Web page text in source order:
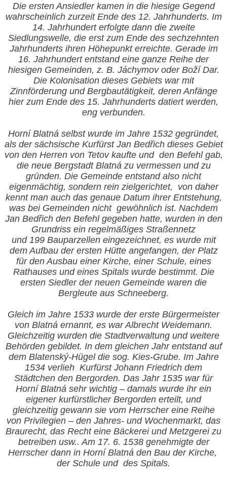
Die ersten Ansiedler kamen in die hiesige Gegend
wahrscheinlich zurzeit Ende des 12. Jahrhunderts. Im
14. Jahrhundert erfolgte dann die zweite
Siedlungswelle, die erst zum Ende des sechzehnten
Jahrhunderts ihren Höhepunkt erreichte. Gerade im
16. Jahrhundert entstand eine ganze Reihe der
hiesigen Gemeinden, z. B. Jáchymov oder Boží Dar.
Die Kolonisation dieses Gebiets war mit
Zinnförderung und Bergbautätigkeit, deren Anfänge
hier zum Ende des 15. Jahrhunderts datiert werden,
eng verbunden.
Horní Blatná selbst wurde im Jahre 1532 gegründet,
als der sächsische Kurfürst Jan Bedřich dieses Gebiet
von den Herren von Tetov kaufte und den Befehl gab,
die neue Bergstadt Blatná zu vermessen und zu
gründen. Die Gemeinde entstand also nicht
eigenmächtig, sondern rein zielgerichtet,
von daher
kennt man auch das genaue Datum ihrer Entstehung,
was bei Gemeinden nicht gewöhnlich ist. Nachdem
Jan Bedřich den Befehl gegeben hatte, wurden in den
Grundriss ein regelmäßiges Straßennetz
und 199 Bauparzellen eingezeichnet, es wurde mit
dem Aufbau der ersten Hütte angefangen, der Platz
für den Ausbau einer Kirche, einer Schule, eines
Rathauses und eines Spitals wurde bestimmt. Die
ersten Siedler der neuen Gemeinde waren die
Bergleute aus Schneeberg.
Gleich im Jahre 1533 wurde der erste Bürgermeister
von Blatná ernannt, es war Albrecht Weidemann.
Gleichzeitig wurden die Stadtverwaltung und weitere
Behörden gebildet. In dem gleichen Jahr entstand auf
dem Blatenský-Hügel die sog. Kies-Grube. Im Jahre
1534 verlieh Kurfürst Johann Friedrich dem
Städtchen den Bergorden. Das Jahr 1535 war für
Horní Blatná sehr wichtig – damals wurde ihr ein
eigener kurfürstlicher Bergorden erteilt, und
gleichzeitig gewann sie vom Herrscher eine Reihe
von Privilegien – den Jahres- und Wochenmarkt, das
Braurecht, das Recht eine Bäckerei und Metzgerei zu
betreiben usw.. Am 17. 6. 1538 genehmigte der
Herrscher dann in Horní Blatná den Bau der Kirche,
der Schule und des Spitals.